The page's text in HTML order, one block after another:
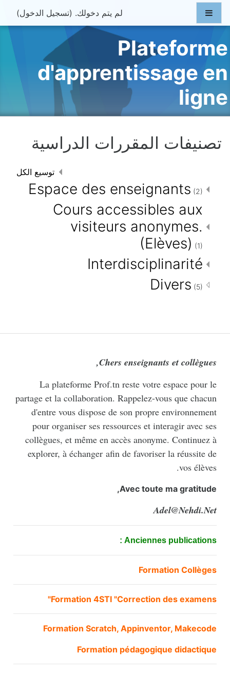
تجاوز إلى المحتوى الرئيسي
لم يتم دخولك. (تسجيل الدخول)
Plateforme
d'apprentissage en
ligne
تصنيفات المقررات الدراسية
توسيع الكل
Espace des enseignants (2)
Cours accessibles aux
visiteurs anonymes.
(Elèves) (1)
Interdisciplinarité
Divers (5)
Chers enseignants et collègues
,
La plateforme Prof.tn reste votre espace pour le
partage et la collaboration. Rappelez-vous que chacun
d'entre vous dispose de son propre environnement
pour organiser ses ressources et interagir avec ses
collègues, et même en accès anonyme. Continuez à
explorer, à échanger afin de favoriser la réussite de
vos élèves.
Avec toute ma gratitude,
Adel@Nehdi.Net
Anciennes publications :
Formation Collèges
Formation 4STI "Correction des examens"
Formation Scratch, Appinventor, Makecode
Formation pédagogique didactique